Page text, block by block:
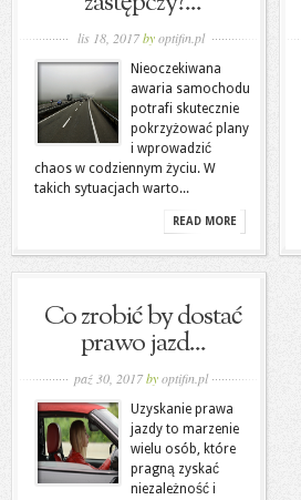
lis 18, 2017by optifin.pl
Nieoczekiwana
awaria samochodu
potrafi skutecznie
pokrzyżować plany
i wprowadzić
chaos w codziennym życiu. W
takich sytuacjach warto...
READ MORE
Co zrobić by dostać
prawo jazd...
paź 30, 2017by optifin.pl
Uzyskanie prawa
jazdy to marzenie
wielu osób, które
pragną zyskać
niezależność i